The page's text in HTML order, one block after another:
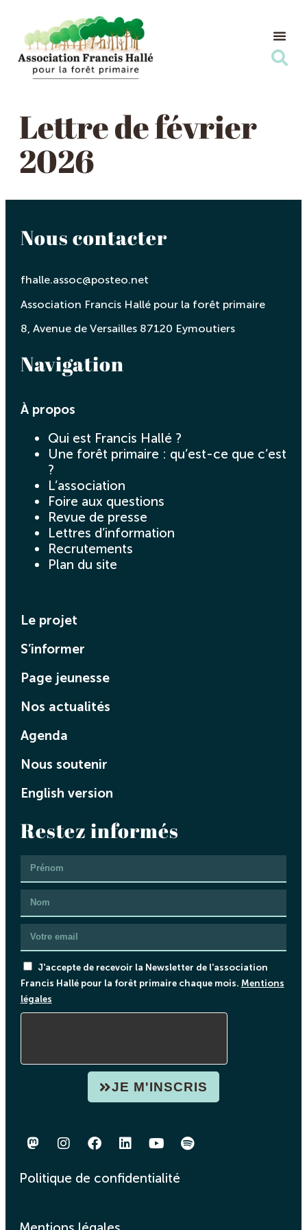
Lettre de février
2026
Nous contacter
fhalle.assoc@posteo.net
Association Francis Hallé pour la forêt primaire
8, Avenue de Versailles 87120 Eymoutiers
Navigation
À propos
Qui est Francis Hallé ?
Une forêt primaire : qu’est-ce que c’est
?
L’association
Foire aux questions
Revue de presse
Lettres d’information
Recrutements
Plan du site
Le projet
S’informer
Page jeunesse
Nos actualités
Agenda
Nous soutenir
English version
Restez informés
J'accepte de recevoir la Newsletter de l'association
Francis Hallé pour la forêt primaire chaque mois. Mentions
légales
JE M'INSCRIS
Politique de confidentialité